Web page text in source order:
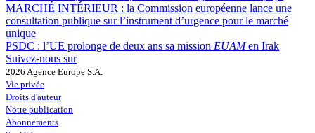
MARCHÉ INTÉRIEUR : la Commission européenne lance une
consultation publique sur l’instrument d’urgence pour le marché
unique
PSDC : l’UE prolonge de deux ans sa mission EUAMen Irak
Suivez-nous sur
2026 Agence Europe S.A.
Vie privée
Droits d'auteur
Notre publication
Abonnements